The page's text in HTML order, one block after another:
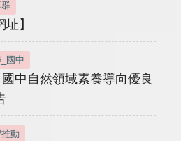
】
國中
中自然領域素養導向優良
動